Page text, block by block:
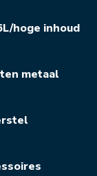
hoge inhoud
metaal